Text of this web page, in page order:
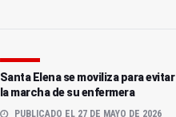
Santa Elena se moviliza para evitar
la marcha de su enfermera
PUBLICADO EL 27 DE MAYO DE 2026